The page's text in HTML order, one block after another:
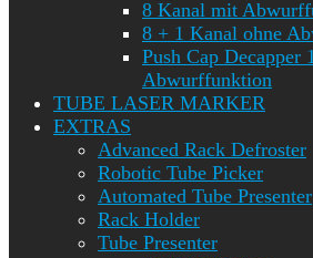
8 Kanal mit
8 + 1 Kanal ohne
Push Cap Decapper
Abwurffunktion
TUBE LASER MARKER
EXTRAS
Advanced Rack Defroster
Robotic Tube Picker
Automated Tube Presenter
Rack Holder
Tube Presenter